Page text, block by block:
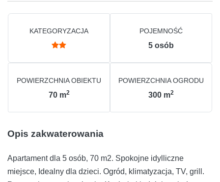
KATEGORYZACJA POJEMNOŚĆ
5 osób
POWIERZCHNIA OBIEKTU
70 m2
POWIERZCHNIA OGRODU
300 m2
Opis zakwaterowania
Apartament dla 5 osób, 70 m2. Spokojne idylliczne
miejsce, Idealny dla dzieci. Ogród, klimatyzacja, TV, grill.